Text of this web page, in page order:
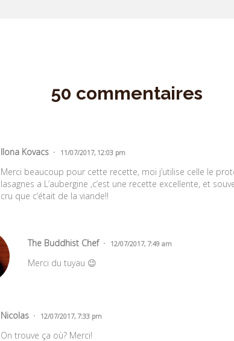
50 commentaires
Ilona Kovacs 11/07/2017, 12:03 pm
Merci beaucoup pour cette recette, moi j’utilise celle le
lasagnes a L’aubergine ,c’est une recette excellente, et
cru que c’était de la viande!!
The Buddhist Chef 12/07/2017, 7:49 am
Merci du tuyau 😉
Nicolas 12/07/2017, 7:33 pm
On trouve ça où? Merci!